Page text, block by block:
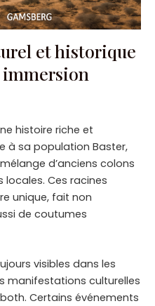
et historique
immersion
histoire riche et
à sa population Baster,
d’anciens colons
Ces racines
unique, fait non
de coutumes
visibles dans les
manifestations culturelles
Certains événements